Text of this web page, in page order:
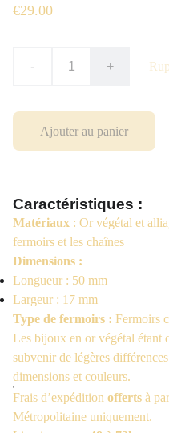
€29.00
- +
Ajouter au panier
Caractéristiques :
Matériaux : Or végétal et
fermoirs et les chaînes
Dimensions :
Longueur : 50 mm
Largeur : 17 mm
Type de fermoirs : Fermoirs
Les bijoux en or végétal étant
subvenir de légères
dimensions et couleurs.
Frais d’expédition offerts à
Métropolitaine uniquement.